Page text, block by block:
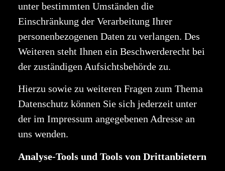
unter bestimmten Umständen die
Einschränkung der Verarbeitung Ihrer
personenbezogenen Daten zu verlangen. Des
Weiteren steht Ihnen ein Beschwerderecht bei
der zuständigen Aufsichtsbehörde zu.
Hierzu sowie zu weiteren Fragen zum Thema
Datenschutz können Sie sich jederzeit unter
der im Impressum angegebenen Adresse an
uns wenden.
Analyse-Tools und Tools von Drittanbietern